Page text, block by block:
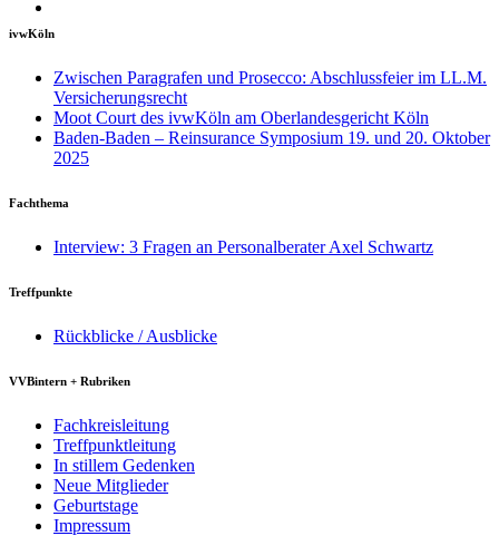
ivwKöln
Zwischen Paragrafen und Prosecco: Abschlussfeier im LL.M.
Versicherungsrecht
Moot Court des ivwKöln am Oberlandesgericht Köln
Baden-Baden – Reinsurance Symposium 19. und 20. Oktober
2025
Fachthema
Interview: 3 Fragen an Personalberater Axel Schwartz
Treffpunkte
Rückblicke / Ausblicke
VVBintern + Rubriken
Fachkreisleitung
Treffpunktleitung
In stillem Gedenken
Neue Mitglieder
Geburtstage
Impressum